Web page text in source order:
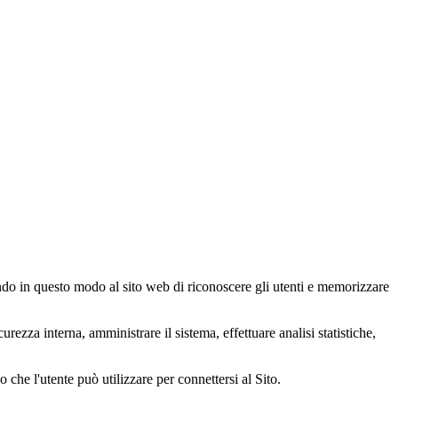
in questo modo al sito web di riconoscere gli utenti e memorizzare
interna, amministrare il sistema, effettuare analisi statistiche,
l'utente può utilizzare per connettersi al Sito.